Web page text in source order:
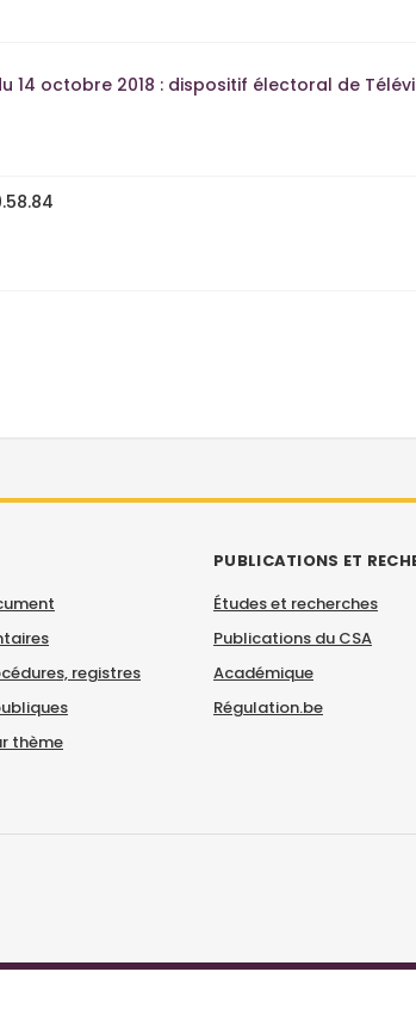
14 octobre 2018 : dispositif électoral de
registres
thème
PUBLICATIONS ET
Études et recherches
Publications du CSA
Académique
Régulation.be